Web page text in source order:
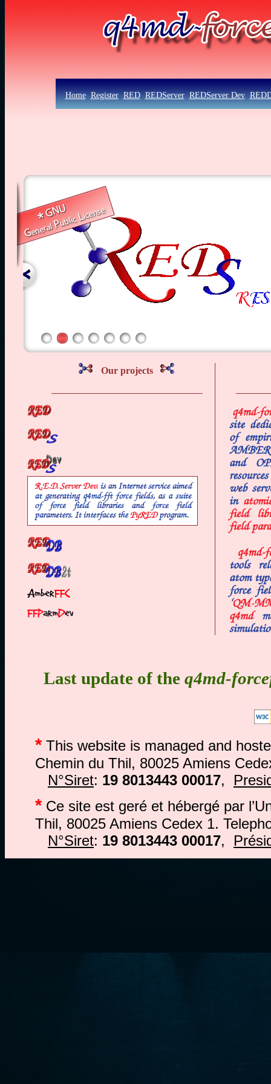
Home Register RED REDServer REDServer Dev
Our projects
Last update of the q4md-
* This website is managed and
Chemin du Thil, 80025 Amiens
N°Siret: 19 8013443 00017,
* Ce site est geré et hébergé par
Thil, 80025 Amiens Cedex 1.
N°Siret: 19 8013443 00017,